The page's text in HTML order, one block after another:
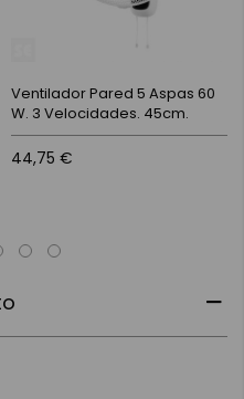
Ventilador Pared 5 Aspas 60
W. 3 Velocidades. 45cm.
44,75 €